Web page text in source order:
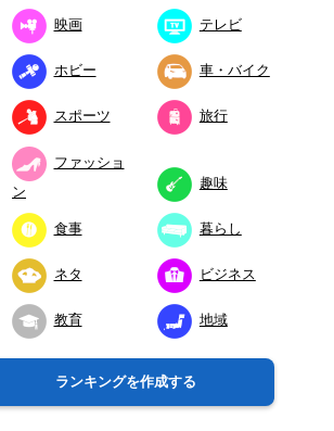
映画 テレビ
ホビー 車・バイク
スポーツ 旅行
ファッショ
ン
趣味
食事 暮らし
ネタ ビジネス
教育 地域
ランキングを作成する